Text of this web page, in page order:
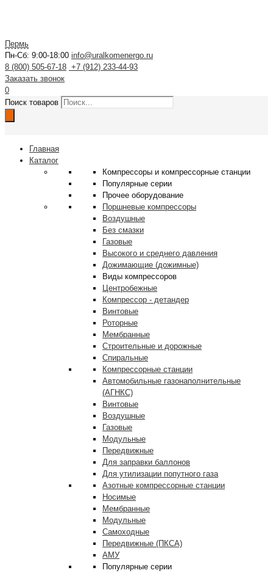
Пермь
Пн-Сб: 9:00-18:00 info@uralkomenergo.ru
8 (800) 505-67-18 +7 (912) 233-44-93
Заказать звонок
0
Поиск товаров
Главная
Каталог
Компрессоры и компрессорные станции
Популярные серии
Прочее оборудование
Поршневые компрессоры
Воздушные
Без смазки
Газовые
Высокого и среднего давления
Дожимающие (дожимные)
Виды компрессоров
Центробежные
Компрессор - детандер
Винтовые
Роторные
Мембранные
Строительные и дорожные
Спиральные
Компрессорные станции
Автомобильные газонаполнительные
(АГНКС)
Винтовые
Воздушные
Газовые
Модульные
Передвижные
Для заправки баллонов
Для утилизации попутного газа
Азотные компрессорные станции
Носимые
Мембранные
Модульные
Самоходные
Передвижные (ПКСА)
АМУ
Популярные серии